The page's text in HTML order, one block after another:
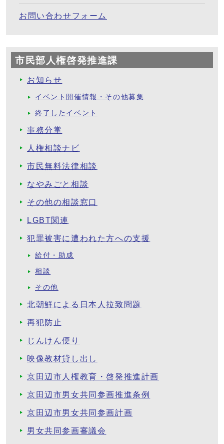
お問い合わせフォーム
市民部人権啓発推進課
お知らせ
イベント開催情報・その他募集
終了したイベント
事務分掌
人権相談ナビ
市民無料法律相談
なやみごと相談
その他の相談窓口
LGBT関連
犯罪被害に遭われた方への支援
給付・助成
相談
その他
北朝鮮による日本人拉致問題
再犯防止
じんけん便り
映像教材貸し出し
京田辺市人権教育・啓発推進計画
京田辺市男女共同参画推進条例
京田辺市男女共同参画計画
男女共同参画審議会